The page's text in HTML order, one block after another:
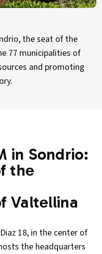
the seat of the
77 municipalities of
and promoting
in Sondrio:
the
Valtellina
18, in the center of
the headquarters